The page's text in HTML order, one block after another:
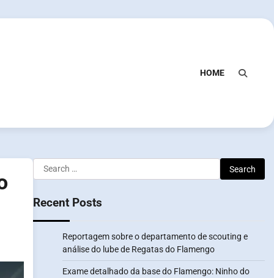
HOME
Search
for:
Recent Posts
Reportagem sobre o departamento de scouting e
análise do lube de Regatas do Flamengo
Exame detalhado da base do Flamengo: Ninho do